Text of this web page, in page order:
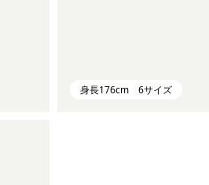
身長176cm 6サイズ